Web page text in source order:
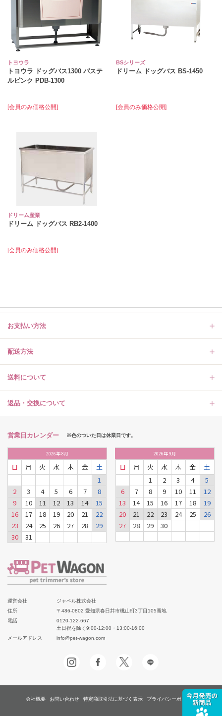
トヨウラ
トヨウラ ドッグバス1300 パステ
ルピンク PDB-1300
[会員のみ価格公開]
BSシリーズ
ドリーム ドッグバス BS-1450
[会員のみ価格公開]
ドリーム産業
ドリーム ドッグバス RB2-1400
[会員のみ価格公開]
お支払い方法
配送方法
送料について
返品・交換について
営業日カレンダー ※色のついた日は休業日です。
2026年8月
日 月 火 水 木 金
土
1
2
3 4 5 6 7
8
9
10 11 12 13 14
15
16
17 18 19 20 21
22
23
24 25 26 27 28
29
30
31
2026年9月
日 月 火 水 木 金
土
1
2 3 4
5
6
7 8 9 10 11
12
13
14 15 16 17 18
19
20
21 22 23 24 25
26
27
28 29 30
運営会社
ジャペル株式会社
住所
〒486-0802 愛知県春日井市桃山町3丁目105番地
電話
0120-122-667
土日祝を除く9:00-12:00・13:00-16:00
メールアドレス
info@pet-wagon.com
会社概要 お問い合わせ 特定商取引法に基づく表示 プライバシーポリシー